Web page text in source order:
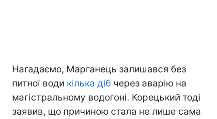
Нагадаємо, Марганець залишався без
питної води кілька діб через аварію на
магістральному водогоні. Корецький тоді
заявив, що причиною стала не лише сама